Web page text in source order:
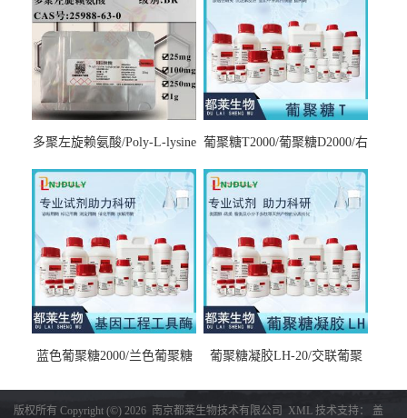
多聚左旋赖氨酸/Poly-L-lysine
7000，分子量7000-15000，分
子量2万～4万，分子量3～7
万，分子量7～15万，分子量
15～30万
葡聚糖T2000/葡聚糖D2000/右
蓝色葡聚糖2000/兰色葡聚糖
葡聚糖凝胶LH-20/交联葡聚
版权所有 Copyright (©) 2026 南京都莱生物技术有限公司 XML 技术支持： 盖